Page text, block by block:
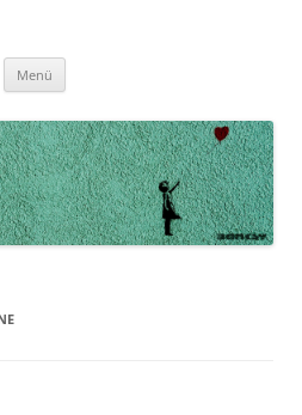
der Stadt Erfurt – Zur
Toleranz und Demokratie
Menü